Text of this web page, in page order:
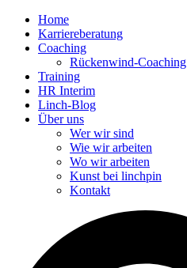
Home
Karriereberatung
Coaching
Rückenwind-Coaching
Training
HR Interim
Linch-Blog
Über uns
Wer wir sind
Wie wir arbeiten
Wo wir arbeiten
Kunst bei linchpin
Kontakt